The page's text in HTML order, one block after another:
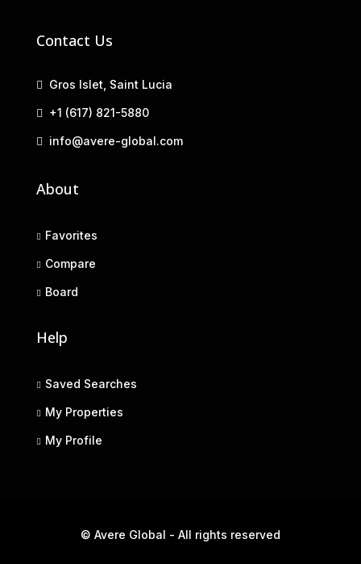
Contact Us
Gros Islet, Saint Lucia
+1 (617) 821-5880
info@avere-global.com
About
Favorites
Compare
Board
Help
Saved Searches
My Properties
My Profile
© Avere Global - All rights reserved